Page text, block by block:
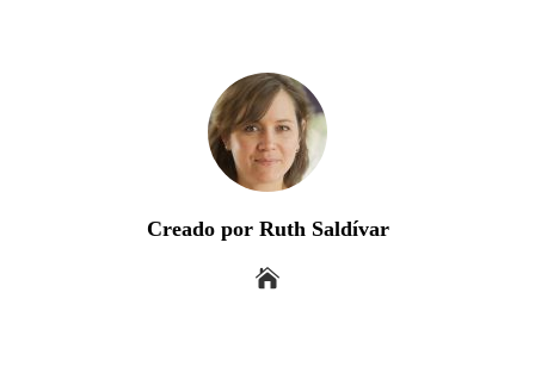
Creado por Ruth Saldívar